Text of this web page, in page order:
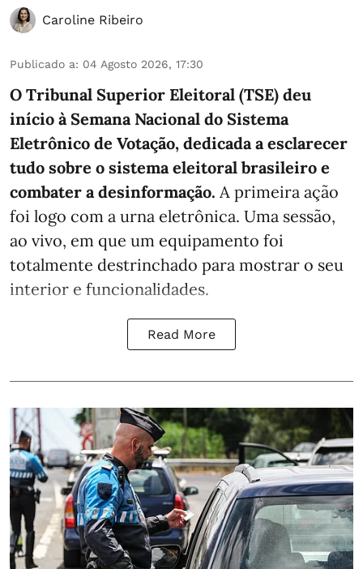
Caroline Ribeiro
Publicado a: 04 Agosto 2026, 17:30
O Tribunal Superior Eleitoral (TSE) deu
início à Semana Nacional do Sistema
Eletrônico de Votação, dedicada a esclarecer
tudo sobre o sistema eleitoral brasileiro e
combater a desinformação. A primeira ação
foi logo com a urna eletrônica. Uma sessão,
ao vivo, em que um equipamento foi
totalmente destrinchado para mostrar o seu
interior e funcionalidades.
Read More